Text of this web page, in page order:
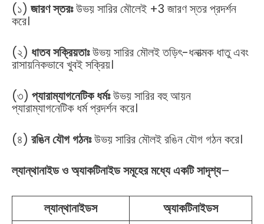
(১) জারণ স্তরঃউভয় সারির মৌলেই +3 জারণ স্তর প্রদর্শন
করে।
(২) ধাতব সক্রিয়তাঃউভয় সারির মৌলই তড়িৎ-ধনাত্মক ধাতু এবং
রাসায়নিকভাবে খুবই সক্রিয়।
(৩) প্যারাম্যাগনেটিক ধর্মঃউভয় সারির বহু আয়ন
প্যারাম্যাগনেটিক ধর্ম প্রদর্শন করে।
(৪) রঙিন যৌগ গঠনঃউভয় সারির মৌলই রঙিন যৌগ গঠন করে।
ল্যান্থানাইড ও অ্যাকটিনাইড সমূহের মধ্যে একটি সাদৃশ্য–
ল্যান্থানাইডস
অ্যাকটিনাইডস